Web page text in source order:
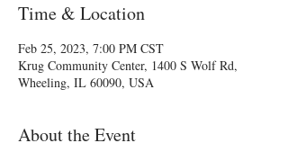
Time & Location
Feb 25, 2023, 7:00 PM CST
Krug Community Center, 1400 S Wolf Rd,
Wheeling, IL 60090, USA
About the Event